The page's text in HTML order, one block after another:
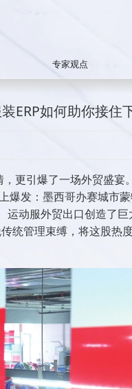
专家观点
ERP如何助你接住
更引爆了一场外贸盛宴
爆发：墨西哥办赛城市
动服外贸出口创造了
统管理束缚，将这股热